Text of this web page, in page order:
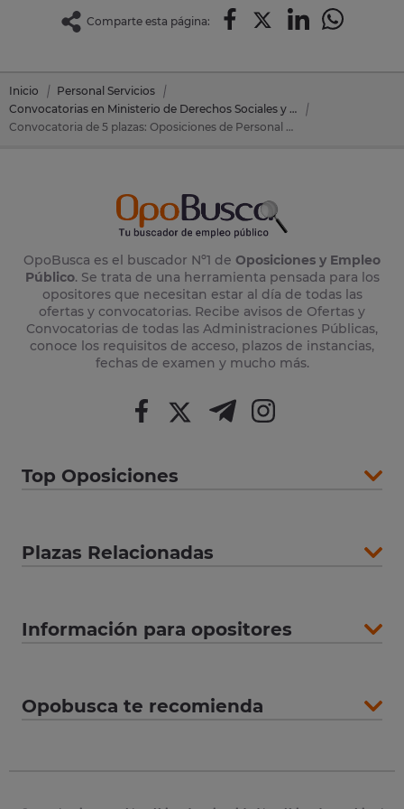
Comparte esta página:
Inicio
Personal Servicios
Convocatorias en Ministerio de Derechos Sociales y Consumo
Convocatoria de 5 plazas: Oposiciones de Personal Servicios en Ministerio de Derechos Sociales y Consumo
OpoBusca es el buscador Nº1 de Oposiciones y Empleo
Público. Se trata de una herramienta pensada para los
opositores que necesitan estar al día de todas las
ofertas y convocatorias. Recibe avisos de Ofertas y
Convocatorias de todas las Administraciones Públicas,
conoce los requisitos de acceso, plazos de instancias,
fechas de examen y mucho más.
Top Oposiciones
Plazas Relacionadas
Información para opositores
Opobusca te recomienda